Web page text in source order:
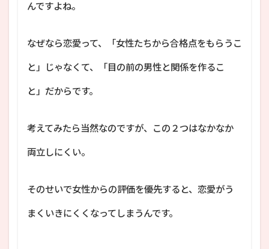
んですよね。
なぜなら恋愛って、「女性たちから合格点をもらうこ
と」じゃなくて、「目の前の男性と関係を作るこ
と」だからです。
考えてみたら当然なのですが、この２つはなかなか
両立しにくい。
そのせいで女性からの評価を優先すると、恋愛がう
まくいきにくくなってしまうんです。